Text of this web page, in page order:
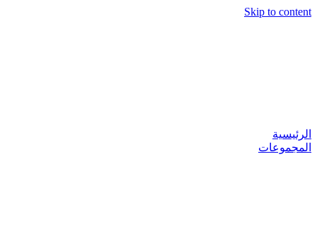
Skip to content
الرئيسية
المجموعات